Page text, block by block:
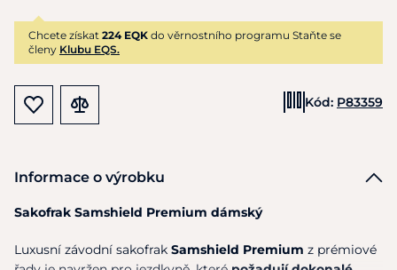
Chcete získat 224 EQK do věrnostního programu Staňte se
členy Klubu EQS.
Kód: P83359
Informace o výrobku
Sakofrak Samshield Premium dámský
Luxusní závodní sakofrak Samshield Premium z prémiové